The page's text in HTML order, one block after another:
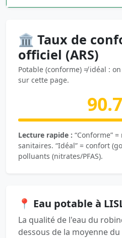
🏛️ Taux de
officiel (ARS)
Potable (conforme) ≠ idéal :
sur cette page.
Lecture rapide : “Conforme”
sanitaires. “Idéal” = confort
polluants (nitrates/PFAS).
📍 Eau potable à
La qualité de l'eau du
dessous de la moyenne